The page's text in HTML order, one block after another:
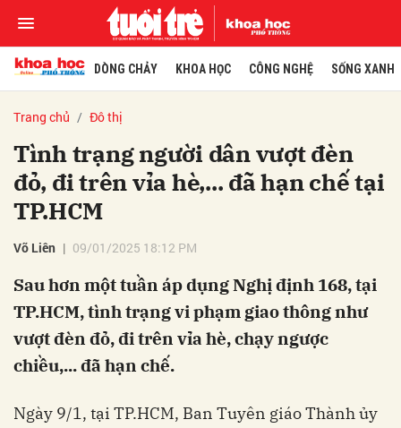
DÒNG CHẢY KHOA HỌC CÔNG NGHỆ SỐNG XANH
Trang chủ Đô thị
Tình trạng người dân vượt đèn
đỏ, đi trên vỉa hè,... đã hạn chế tại
TP.HCM
Võ Liên 09/01/2025 18:12 PM
Sau hơn một tuần áp dụng Nghị định 168, tại
TP.HCM, tình trạng vi phạm giao thông như
vượt đèn đỏ, đi trên vỉa hè, chạy ngược
chiều,... đã hạn chế.
Ngày 9/1, tại TP.HCM, Ban Tuyên giáo Thành ủy